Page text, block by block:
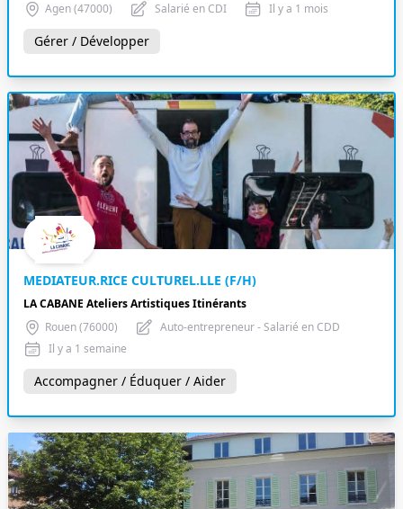
Agen (47000)
Salarié en CDI Il y a 1 mois
Gérer / Développer
MEDIATEUR.RICE CULTUREL.LLE (F/H)
LA CABANE Ateliers Artistiques Itinérants
Rouen (76000)
Auto-entrepreneur - Salarié en CDD
Il y a 1 semaine
Accompagner / Éduquer / Aider